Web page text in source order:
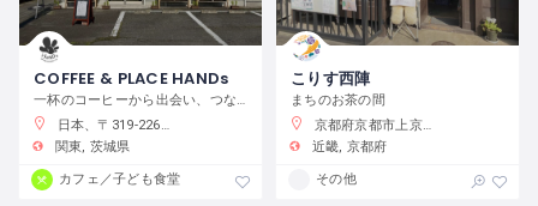
COFFEE & PLACE HANDs
一杯のコーヒーから出会い、つながり、何かが始まるまちの居場所
日本、〒319-2266 茨城県常陸大宮市抽ヶ台町８６４−１
関東
茨城県
カフェ／子ども食堂
こりす西陣
まちのお茶の間
京都府京都市上京区藤木町７９５−５
近畿 京都府
その他